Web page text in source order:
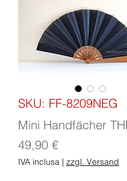
SKU: FF-8209NEG
Mini Handfächer
49,90 €Prezzo
IVA inclusa | zzgl. Versand